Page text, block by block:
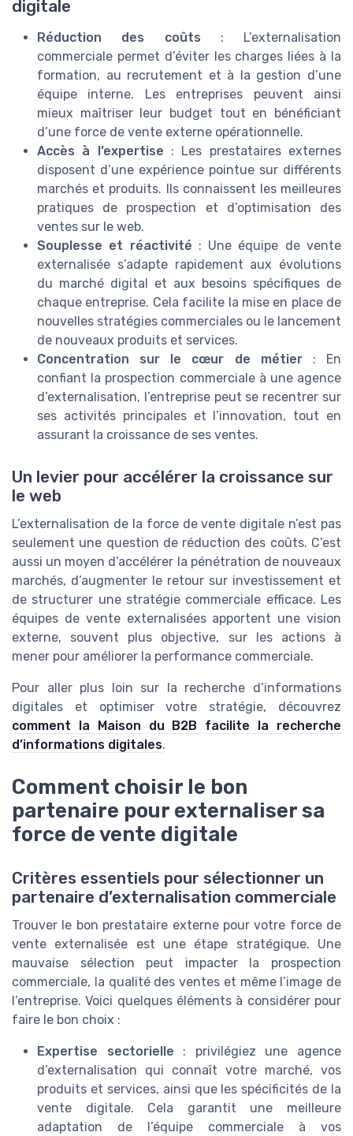
digitale
Réduction des coûts : L’externalisation
commerciale permet d’éviter les charges liées à la
formation, au recrutement et à la gestion d’une
équipe interne. Les entreprises peuvent ainsi
mieux maîtriser leur budget tout en bénéficiant
d’une force de vente externe opérationnelle.
Accès à l’expertise : Les prestataires externes
disposent d’une expérience pointue sur différents
marchés et produits. Ils connaissent les meilleures
pratiques de prospection et d’optimisation des
ventes sur le web.
Souplesse et réactivité : Une équipe de vente
externalisée s’adapte rapidement aux évolutions
du marché digital et aux besoins spécifiques de
chaque entreprise. Cela facilite la mise en place de
nouvelles stratégies commerciales ou le lancement
de nouveaux produits et services.
Concentration sur le cœur de métier: En
confiant la prospection commerciale à une agence
d’externalisation, l’entreprise peut se recentrer sur
ses activités principales et l’innovation, tout en
assurant la croissance de ses ventes.
Un levier pour accélérer la croissance sur
le web
L’externalisation de la force de vente digitale n’est pas
seulement une question de réduction des coûts. C’est
aussi un moyen d’accélérer la pénétration de nouveaux
marchés, d’augmenter le retour sur investissement et
de structurer une stratégie commerciale efficace. Les
équipes de vente externalisées apportent une vision
externe, souvent plus objective, sur les actions à
mener pour améliorer la performance commerciale.
Pour aller plus loin sur la recherche d’informations
digitales et optimiser votre stratégie, découvrez
comment la Maison du B2B facilite la recherche
d’informations digitales.
Comment choisir le bon
partenaire pour externaliser sa
force de vente digitale
Critères essentiels pour sélectionner un
partenaire d’externalisation commerciale
Trouver le bon prestataire externe pour votre force de
vente externalisée est une étape stratégique. Une
mauvaise sélection peut impacter la prospection
commerciale, la qualité des ventes et même l’image de
l’entreprise. Voici quelques éléments à considérer pour
faire le bon choix :
Expertise sectorielle : privilégiez une agence
d’externalisation qui connaît votre marché, vos
produits et services, ainsi que les spécificités de la
vente digitale. Cela garantit une meilleure
adaptation de l’équipe commerciale à vos